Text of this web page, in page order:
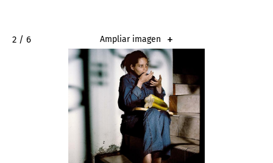
2 / 6 Ampliar imagen